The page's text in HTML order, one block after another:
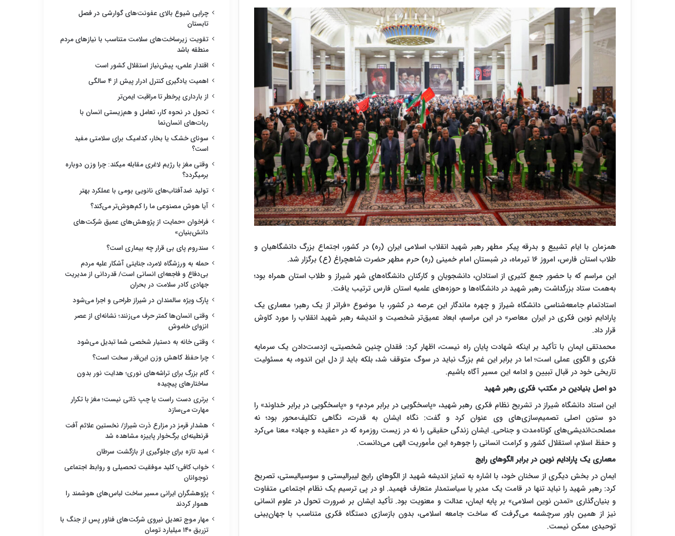
همزمان با ایام تشییع و بدرقه پیکر مطهر رهبر شهید انقلاب اسلامی ایران (ره) در کشور، اجتماع بزرگ دانشگاهیان و
طلاب استان فارس، امروز ۱۶ تیرماه، در شبستان امام خمینی (ره) حرم مطهر حضرت شاهچراغ (ع) برگزار شد.
این مراسم که با حضور جمع کثیری از استادان، دانشجویان و کارکنان دانشگاه‌های شهر شیراز و طلاب استان همراه بود؛
به‌همت ستاد بزرگداشت رهبر شهید در دانشگاه‌ها و حوزه‌های علمیه استان فارس ترتیب یافت.
استادتمام جامعه‌شناسی دانشگاه شیراز و چهره ماندگار این عرصه در کشور، با موضوع «فراتر از یک رهبر؛ معماری یک
پارادایم نوین فکری در ایران معاصر» در این مراسم، ابعاد عمیق‌تر شخصیت و اندیشه رهبر شهید انقلاب را مورد کاوش
قرار داد.
محمدتقی ایمان با تأکید بر اینکه شهادت پایان راه نیست، اظهار کرد: فقدان چنین شخصیتی، ازدست‌دادن یک سرمایه
فکری و الگوی عملی است؛ اما در برابر این غم بزرگ نباید در سوگ متوقف شد، بلکه باید از دل این اندوه، به مسئولیت
تاریخی خود در قبال تبیین و ادامه این مسیر آگاه باشیم.
دو اصل بنیادین در مکتب فکری رهبر شهید
این استاد دانشگاه شیراز در تشریح نظام فکری رهبر شهید، «پاسخگویی در برابر مردم» و «پاسخگویی در برابر خداوند» را
دو ستون اصلی تصمیم‌سازی‌های وی عنوان کرد و گفت: نگاه ایشان به قدرت، نگاهی تکلیف‌محور بود؛ نه
مصلحت‌اندیشی‌های کوتاه‌مدت و جناحی. ایشان زندگی حقیقی را نه در زیست روزمره که در «عقیده و جهاد» معنا می‌کرد
و حفظ اسلام، استقلال کشور و کرامت انسانی را جوهره این مأموریت الهی می‌دانست.
معماری یک پارادایم نوین در برابر الگوهای رایج
ایمان در بخش دیگری از سخنان خود، با اشاره به تمایز اندیشه شهید از الگوهای رایج لیبرالیستی و سوسیالیستی، تصریح
کرد: رهبر شهید را نباید تنها در قامت یک مدیر یا سیاستمدار متعارف فهمید. او در پی ترسیم یک نظام اجتماعی متفاوت
و بنیان‌گذاری «تمدن نوین اسلامی» بر پایه ایمان، عدالت و معنویت بود. تأکید ایشان بر ضرورت تحول در علوم انسانی
نیز از همین باور سرچشمه می‌گرفت که ساخت جامعه اسلامی، بدون بازسازی دستگاه فکری متناسب با جهان‌بینی
توحیدی ممکن نیست.
چرایی شیوع بالای عفونت‌های گوارشی در فصل
تابستان
تقویت زیرساخت‌های سلامت متناسب با نیازهای مردم
منطقه باشد
اقتدار علمی، پیش‌نیاز استقلال کشور است
اهمیت یادگیری کنترل ادرار پیش از ۴ سالگی
از بارداری پرخطر تا مراقبت ایمن‌تر
تحول در نحوه کار، تعامل و هم‌زیستی انسان با
ربات‌های انسان‌نما
سونای خشک یا بخار، کدامیک برای سلامتی مفید
است؟
وقتی مغز با رژیم لاغری مقابله میکند: چرا وزن دوباره
برمیگردد؟
تولید ضدآفتاب‌های نانویی بومی با عملکرد بهتر
آیا هوش مصنوعی ما را کم‌هوش‌تر می‌کند؟
فراخوان «حمایت از پژوهش‌های عمیق شرکت‌های
دانش‌بنیان»
سندروم پای بی قرار چه بیماری است؟
حمله به ورزشگاه لامرد، جنایتی آشکار علیه مردم
بی‌دفاع و فاجعه‌ای انسانی است/ قدردانی از مدیریت
جهادی کادر سلامت در بحران
پارک ویژه سالمندان در شیراز طراحی و اجرا می‌شود
وقتی انسان‌ها کمتر حرف می‌زنند؛ نشانه‌ای از عصر
انزوای خاموش
وقتی خانه به دستیار شخصی شما تبدیل می‌شود
چرا حفظ کاهش وزن این‌قدر سخت است؟
گام بزرگ برای تراشه‌های نوری؛ هدایت نور بدون
ساختارهای پیچیده
برتری دست راست یا چپ ذاتی نیست؛ مغز با تکرار
مهارت می‌سازد
هشدار قرمز در مزارع ذرت شیراز/ نخستین علائم آفت
قرنطینه‌ای برگ‌خوار پاییزه مشاهده شد
امید تازه برای جلوگیری از بازگشت سرطان
خواب کافی؛ کلید موفقیت تحصیلی و روابط اجتماعی
نوجوانان
پژوهشگران ایرانی مسیر ساخت لباس‌های هوشمند را
هموار کردند
مهار موج تعدیل نیروی شرکت‌های فناور پس از جنگ با
تزریق ۱۴۰ میلیارد تومان